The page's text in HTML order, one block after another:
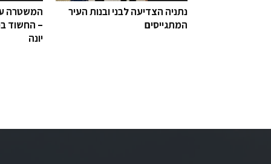
המשטרה
– החשוד
יונה
נתניה הצדיעה לבני ובנות העיר
המתגייסים